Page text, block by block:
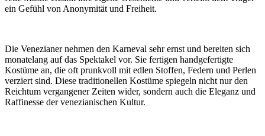
ein Gefühl von Anonymität und Freiheit.
Die Venezianer nehmen den Karneval sehr ernst und bereiten sich
monatelang auf das Spektakel vor. Sie fertigen handgefertigte
Kostüme an, die oft prunkvoll mit edlen Stoffen, Federn und Perlen
verziert sind. Diese traditionellen Kostüme spiegeln nicht nur den
Reichtum vergangener Zeiten wider, sondern auch die Eleganz und
Raffinesse der venezianischen Kultur.